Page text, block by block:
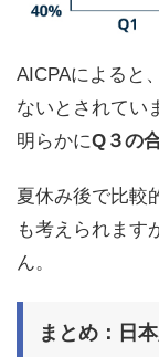
AICPAによると
ないとされてい
明らかにQ３の
夏休み後で比較
も考えられます
ん。
まとめ：日